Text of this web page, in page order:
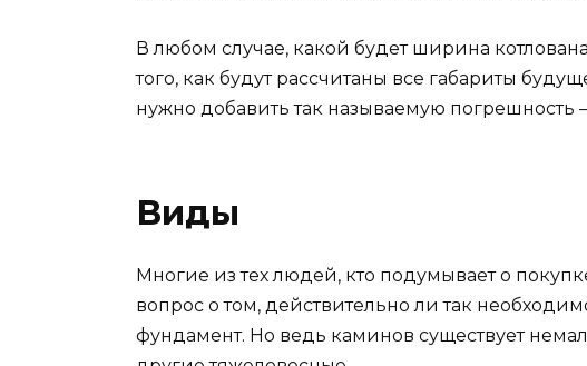
В любом случае, какой будет ширина
того, как будут рассчитаны все габариты
нужно добавить так называемую погрешность
Виды
Многие из тех людей, кто подумывает о
вопрос о том, действительно ли так
фундамент. Но ведь каминов существует